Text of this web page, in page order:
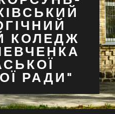
КОЛЕДЖ
РАДИ"